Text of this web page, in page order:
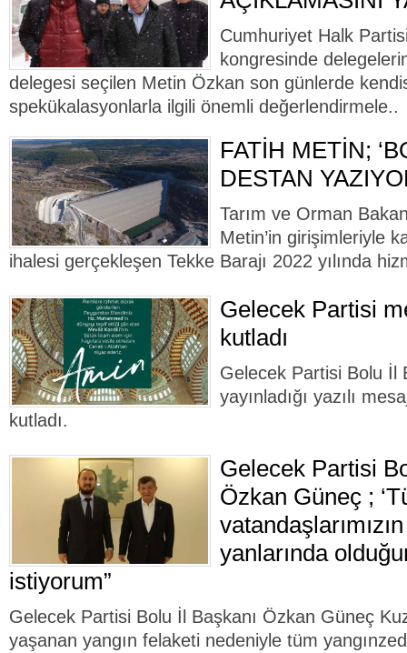
Cumhuriyet Halk
kongresinde
delegesi seçilen Metin Özkan son günlerde
spekükalasyonlarla ilgili önemli değerlendirmele..
FATİH METİN;
DESTAN
Tarım ve Orman
Metin’in girişimleriyle
ihalesi gerçekleşen Tekke Barajı 2022 yılında
Gelecek Partisi
kutladı
Gelecek Partisi Bolu İl
yayınladığı yazılı
kutladı.
Gelecek Partisi
Özkan Güneç ;
yanlarında
istiyorum”
Gelecek Partisi Bolu İl Başkanı Özkan Güneç
yaşanan yangın felaketi nedeniyle tüm